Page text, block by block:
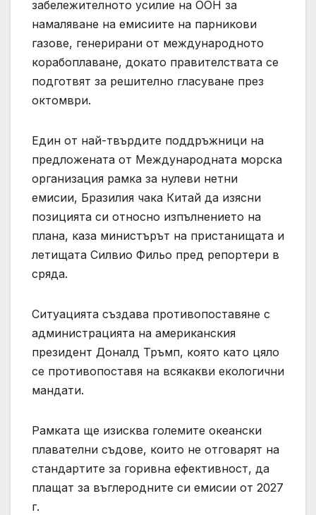
забележителното усилие на ООН за
намаляване на емисиите на парникови
газове, генерирани от международното
корабоплаване, докато правителствата се
подготвят за решително гласуване през
октомври.
Един от най-твърдите поддръжници на
предложената от Международната морска
организация рамка за нулеви нетни
емисии, Бразилия чака Китай да изясни
позицията си относно изпълнението на
плана, каза министърът на пристанищата и
летищата Силвио Фильо пред репортери в
сряда.
Ситуацията създава противопоставяне с
администрацията на американския
президент Доналд Тръмп, която като цяло
се противопоставя на всякакви екологични
мандати.
Рамката ще изисква големите океански
плавателни съдове, които не отговарят на
стандартите за горивна ефективност, да
плащат за въглеродните си емисии от 2027
г.